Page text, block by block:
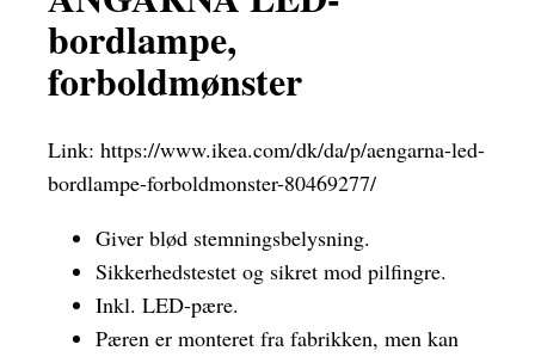
bordlampe,
forboldmønster
Link: https://www.ikea.com/dk/da/p/aengarna-led-
bordlampe-forboldmonster-80469277/
Giver blød stemningsbelysning.
Sikkerhedstestet og sikret mod pilfingre.
Inkl. LED-pære.
Pæren er monteret fra fabrikken, men kan